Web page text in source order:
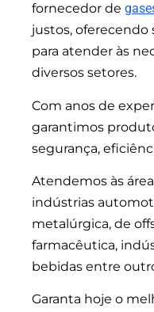
fornecedor de
justos, oferecendo
para atender às
diversos setores.
Com anos de
garantimos
segurança,
Atendemos às
indústrias
metalúrgica, de
farmacêutica,
bebidas entre
Garanta hoje o